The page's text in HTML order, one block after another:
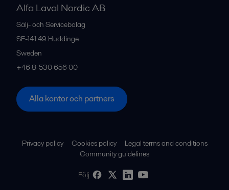
Alfa Laval Nordic AB
Sälj- och Servicebolag
SE-141 49 Huddinge
Sweden
+46 8-530 656 00
Alla kontor och partners
Följ
Privacy policy Cookies policy
Legal terms and conditions
Community guidelines